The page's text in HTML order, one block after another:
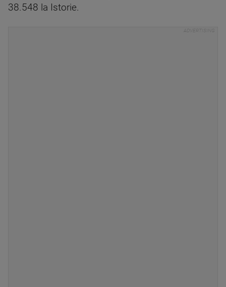
38.548 la Istorie.